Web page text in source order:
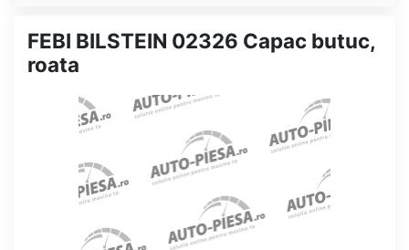
FEBI BILSTEIN 02326 Capac butuc,
roata